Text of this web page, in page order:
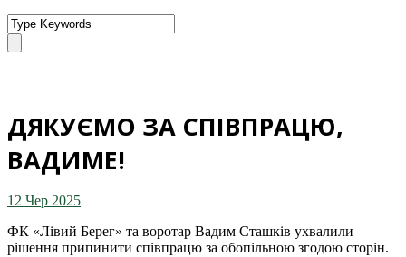
ДЯКУЄМО ЗА СПІВПРАЦЮ,
ВАДИМЕ!
12 Чер 2025
ФК «Лівий Берег» та воротар Вадим Сташків ухвалили
рішення припинити співпрацю за обопільною згодою сторін.